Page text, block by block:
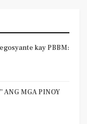
kay PBBM:
ANG MGA PINOY